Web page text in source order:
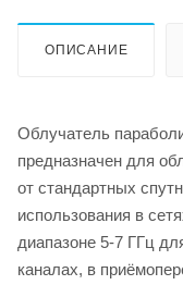
ОПИСАНИЕ
Облучатель
предназначен для
от стандартных
использования в
диапазоне 5-7 ГГц
каналах, в